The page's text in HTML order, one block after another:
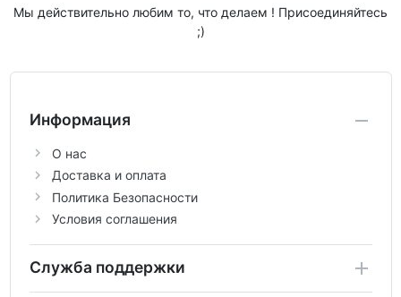
Мы действительно любим то, что делаем ! Присоединяйтесь
;)
Информация
О нас
Доставка и оплата
Политика Безопасности
Условия соглашения
Служба поддержки